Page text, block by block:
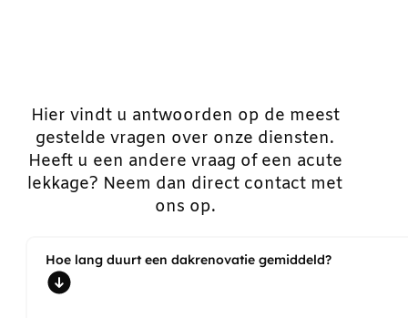
Hier vindt u antwoorden op de meest
gestelde vragen over onze diensten.
Heeft u een andere vraag of een acute
lekkage? Neem dan direct contact met
ons op.
Hoe lang duurt een dakrenovatie gemiddeld?